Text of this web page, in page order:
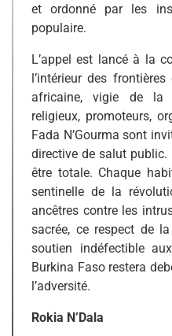
et ordonné par les
populaire.
L’appel est lancé à la
l’intérieur des
africaine, vigie de la
religieux, promoteurs,
Fada N’Gourma sont
directive de salut
être totale. Chaque
sentinelle de la
ancêtres contre les
sacrée, ce respect de
soutien indéfectible
Burkina Faso restera
l’adversité.
Rokia N’Dala